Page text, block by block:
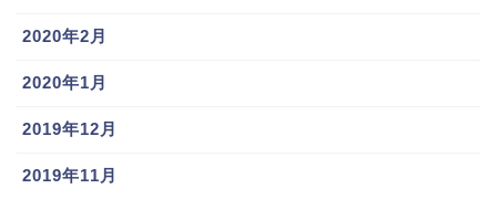
2020年2月
2020年1月
2019年12月
2019年11月